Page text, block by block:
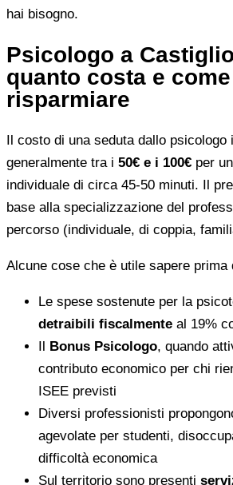
hai bisogno.
Psicologo a
quanto costa e come
risparmiare
Il costo di una seduta dallo psicologo
generalmente tra i 50€ e i 100€ per
individuale di circa 45-50 minuti. Il
base alla specializzazione del
percorso (individuale, di coppia,
Alcune cose che è utile sapere prima
Le spese sostenute per la
detraibili fiscalmente al 19%
Il Bonus Psicologo, quando
contributo economico per chi
ISEE previsti
Diversi professionisti
agevolate per studenti,
difficoltà economica
Sul territorio sono presenti